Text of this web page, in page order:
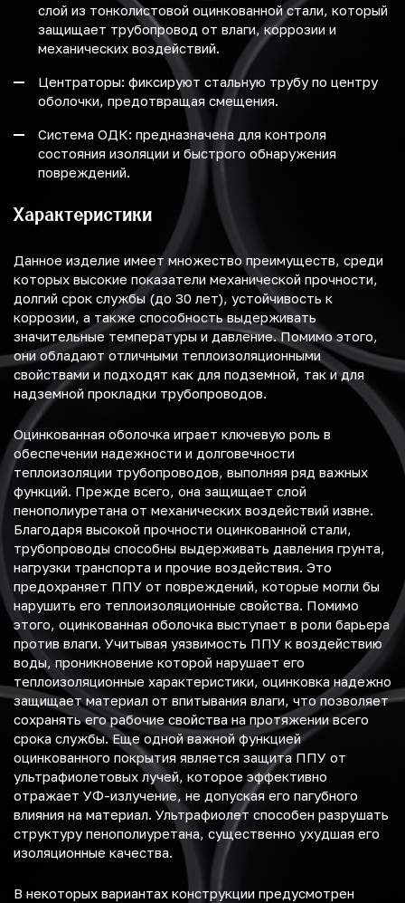
слой из тонколистовой оцинкованной стали, который
защищает трубопровод от влаги, коррозии и
механических воздействий.
Центраторы: фиксируют стальную трубу по центру
оболочки, предотвращая смещения.
Система ОДК: предназначена для контроля
состояния изоляции и быстрого обнаружения
повреждений.
Характеристики
Данное изделие имеет множество преимуществ, среди
которых высокие показатели механической прочности,
долгий срок службы (до 30 лет), устойчивость к
коррозии, а также способность выдерживать
значительные температуры и давление. Помимо этого,
они обладают отличными теплоизоляционными
свойствами и подходят как для подземной, так и для
надземной прокладки трубопроводов.
Оцинкованная оболочка играет ключевую роль в
обеспечении надежности и долговечности
теплоизоляции трубопроводов, выполняя ряд важных
функций. Прежде всего, она защищает слой
пенополиуретана от механических воздействий извне.
Благодаря высокой прочности оцинкованной стали,
трубопроводы способны выдерживать давления грунта,
нагрузки транспорта и прочие воздействия. Это
предохраняет ППУ от повреждений, которые могли бы
нарушить его теплоизоляционные свойства. Помимо
этого, оцинкованная оболочка выступает в роли барьера
против влаги. Учитывая уязвимость ППУ к воздействию
воды, проникновение которой нарушает его
теплоизоляционные характеристики, оцинковка надежно
защищает материал от впитывания влаги, что позволяет
сохранять его рабочие свойства на протяжении всего
срока службы. Еще одной важной функцией
оцинкованного покрытия является защита ППУ от
ультрафиолетовых лучей, которое эффективно
отражает УФ-излучение, не допуская его пагубного
влияния на материал. Ультрафиолет способен разрушать
структуру пенополиуретана, существенно ухудшая его
изоляционные качества.
В некоторых вариантах конструкции предусмотрен